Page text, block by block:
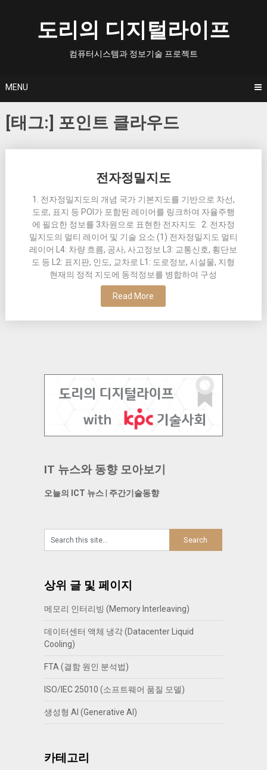
도리의 디지털라이프
컴퓨터시스템과 정보기술 프로젝트
MENU
[태그:] 포인트 클라우드
전자정밀지도
1. 전자정밀지도의 개념 국가 기본지도를 기반으로 차선,
도로, 표지 등 POI가 포함된 레이어를 링크하여 자율주행
에 필요한 정보를 3차원으로 표현한 전자지도 2. 전자정
밀지도의 멀티 레이어 및 기술 요소 (1) 전자정밀지도 멀티
레이어 L4: 차량 흐름, 공사, 사고정보 L3: 교통신호, 횡단보
도 등 L2: 표지판, 인도, 교차로 L1: 도로정보, 시설물, 지형
현재의 정적 지도에 동적정보를 병합하여 구성
Read More
IT 뉴스와 동향 모아보기
오늘의 ICT 뉴스| 주간기술동향
상위 글 및 페이지
메모리 인터리빙 (Memory Interleaving)
데이터센터 액체 냉각 (Datacenter Liquid
Cooling)
FTA (결함 원인 분석법)
ISO/IEC 25010 (소프트웨어 품질 모델)
생성형 AI (Generative AI)
카테고리